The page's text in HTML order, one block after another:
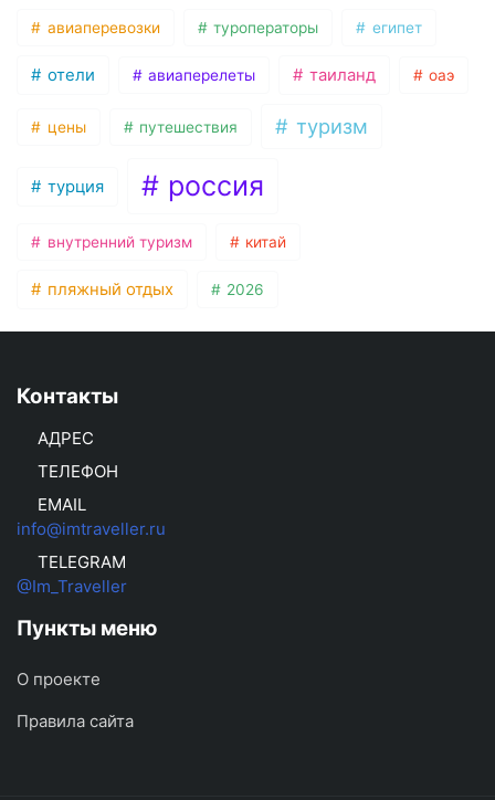
авиаперевозки туроператоры египет
отели авиаперелеты таиланд оаэ
цены путешествия туризм
турция россия
внутренний туризм китай
пляжный отдых 2026
Контакты
АДРЕС
ТЕЛЕФОН
EMAIL
info@imtraveller.ru
TELEGRAM
@Im_Traveller
Пункты меню
О проекте
Правила сайта